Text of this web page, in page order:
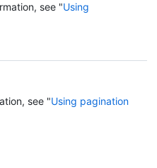
see "Using
see "Using pagination